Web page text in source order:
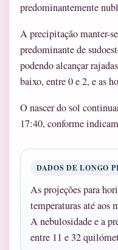
predominantemente
A precipitação manter-
predominante de
podendo alcançar
baixo, entre 0 e 2, e as
O nascer do sol
17:40, conforme
DADOS DE LONGO
As projeções para
temperaturas até aos
A nebulosidade e a
entre 11 e 32